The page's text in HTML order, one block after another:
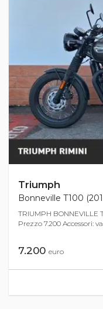
Triumph
Bonneville T100
TRIUMPH BONNEVILLE
Prezzo 7.200 Accessori:
7.200 euro